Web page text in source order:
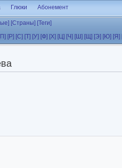
Глюки Абонемент
[Страны] [Теги]
[П] [Р] [С] [Т] [У] [Ф] [Х] [Ц] [Ч] [Ш] [Щ] [Э] [Ю] [Я]